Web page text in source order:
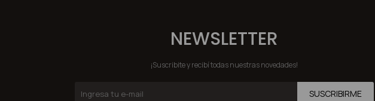
NEWSLETTER
¡Suscribite y recibí todas nuestras novedades!
SUSCRIBIRME